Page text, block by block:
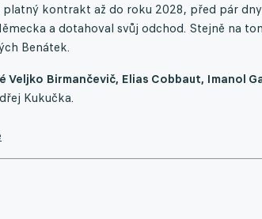
kontrakt až do roku 2028, před pár
a dotahoval svůj odchod. Stejně na
Benátek.
Birmančevič, Elias Cobbaut, Imanol
Kukučka.